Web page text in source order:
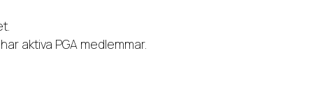
aktiva PGA medlemmar.